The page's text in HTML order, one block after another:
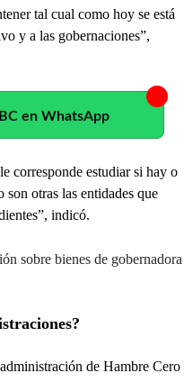
tal cual como hoy se está
y a las gobernaciones”,
en WhatsApp
corresponde estudiar si hay o
son otras las entidades que
indicó.
sobre bienes de gobernadora
de Hambre Cero